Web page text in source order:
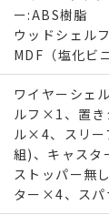
ー:ABS樹脂
ウッドシェル
MDF（塩化ビ
ワイヤーシェ
ルフ×1、置
ル×4、スリ
組)、キャスタ
ストッパー無
ター×4、ス